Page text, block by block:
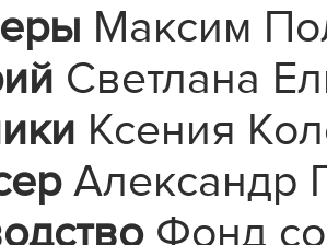
Максим
Светлана
Ксения
Александр
Фонд